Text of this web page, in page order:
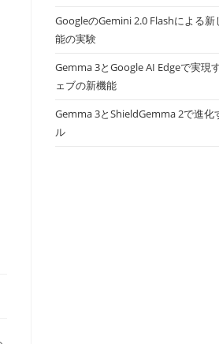
GoogleのGemini 2.0 Flashによる
能の実験
Gemma 3とGoogle AI Edgeで実現
ェブの新機能
Gemma 3とShieldGemma 2で進化
ル